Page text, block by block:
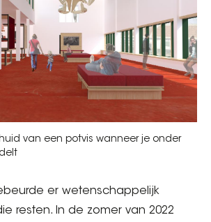
van een potvis wanneer je onder
er wetenschappelijk
resten. In de zomer van 2022